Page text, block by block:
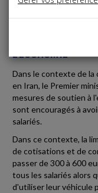
PRIME
L'ÉCONOMIE
Dans le contexte de
en Iran, le Premier
mesures de soutien à
sont encouragés à
salariés.
Dans ce contexte, la
de cotisations et de
passer de 300 à 600
tous les salariés alors
d'utiliser leur véhicule